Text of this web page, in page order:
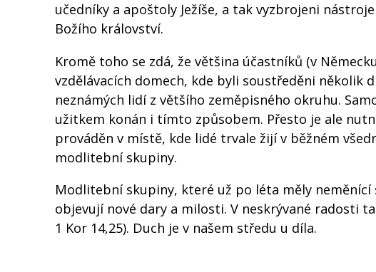
učedníky a apoštoly Ježíše, a tak vyzbrojeni
Božího království.
Kromě toho se zdá, že většina účastníků (v
vzdělávacích domech, kde byli soustředěni několik
neznámých lidí z většího zeměpisného okruhu.
užitkem konán i tímto způsobem. Přesto je ale
prováděn v místě, kde lidé trvale žijí v běžném
modlitební skupiny.
Modlitební skupiny, které už po léta měly
objevují nové dary a milosti. V neskrývané radosti
1 Kor 14,25). Duch je v našem středu u díla.